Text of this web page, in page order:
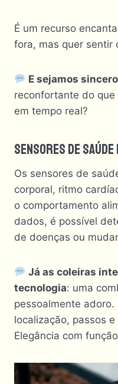
É um recurso
fora, mas quer sentir
E sejamos
reconfortante do
em tempo real?
Sensores De
Os sensores de
corporal, ritmo
o comportamento
dados, é possível
de doenças ou
Já as coleiras
tecnologia: uma
pessoalmente
localização, passos
Elegância com